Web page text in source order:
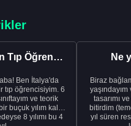
Nörodiverjan Tıp Öğrencisi Yeni Bir Yol Arıyor
tıp öğrencisiyim. 6
ve teorik
buçuk yılım kaldı
8 yılımı bu 4
Ne
Biraz
tasarımı
bitirdim
yıl süren